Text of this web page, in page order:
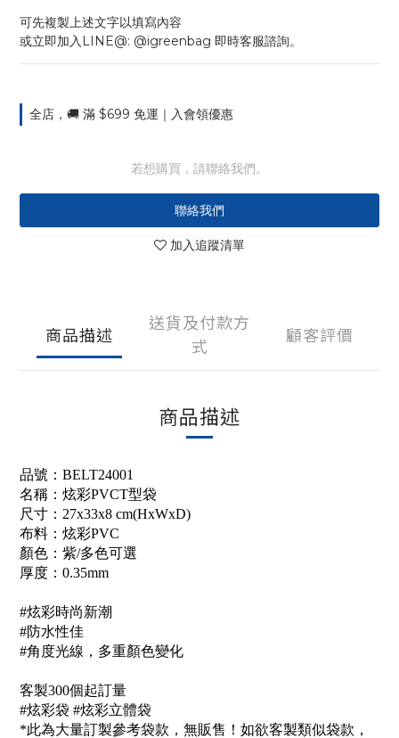
可先複製上述文字以填寫內容
或立即加入LINE@: @igreenbag 即時客服諮詢。
全店，🚚 滿 $699 免運｜入會領優惠
若想購買，請聯絡我們。
聯絡我們
加入追蹤清單
商品描述
送貨及付款方
式
顧客評價
商品描述
品號： BELT24001
名稱： 炫彩PVCT型袋
尺寸：27x33x8 cm(HxWxD)
布料： 炫彩PVC
顏色：紫/多色可選
厚度：0.35mm
#炫彩時尚新潮
#防水性佳
#角度光線，多重顏色變化
客製300個起訂量
#炫彩袋 #炫彩立體袋
*此為大量訂製參考袋款，無販售！如欲客製類似袋款，